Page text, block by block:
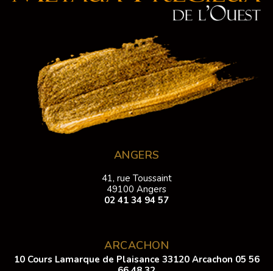
ANGERS
41, rue Toussaint
49100 Angers
02 41 34 94 57
ARCACHON
10 Cours Lamarque de Plaisance 33120 Arcachon 05 56